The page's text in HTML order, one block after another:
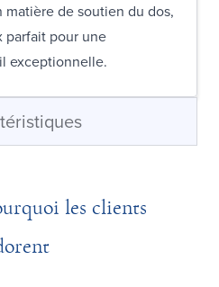
de soutien du dos,
parfait pour une
exceptionnelle.
les clients